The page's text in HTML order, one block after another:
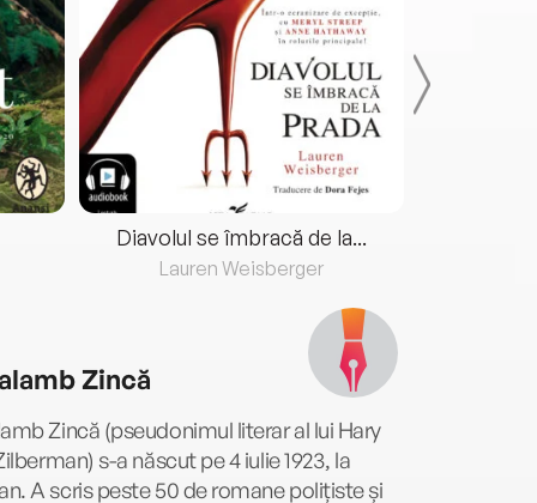
Diavolul se îmbracă de la...
Lauren Weisberger
Zincă
Zincă (pseudonimul literar al lui Hary
s-a născut pe 4 iulie 1923, la
A scris peste 50 de romane polițiste și